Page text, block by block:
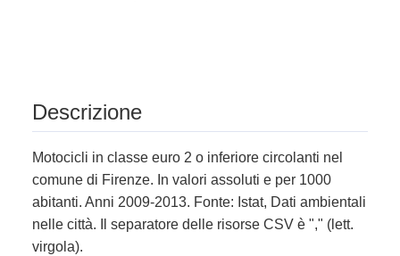
Descrizione
Motocicli in classe euro 2 o inferiore circolanti nel
comune di Firenze. In valori assoluti e per 1000
abitanti. Anni 2009-2013. Fonte: Istat, Dati ambientali
nelle città. Il separatore delle risorse CSV è "," (lett.
virgola).